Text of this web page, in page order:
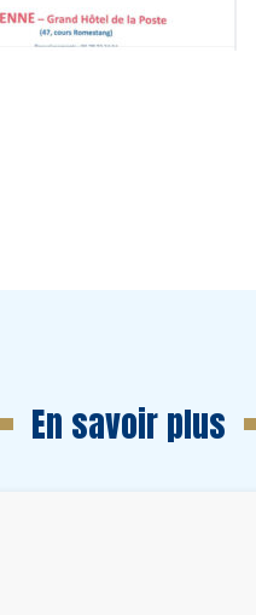
En savoir plus